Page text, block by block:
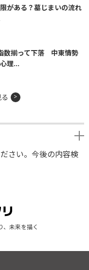
がある？墓じまいの流れ
数揃って下落 中東情勢
理...
さい。今後の内容検
、未来を描く